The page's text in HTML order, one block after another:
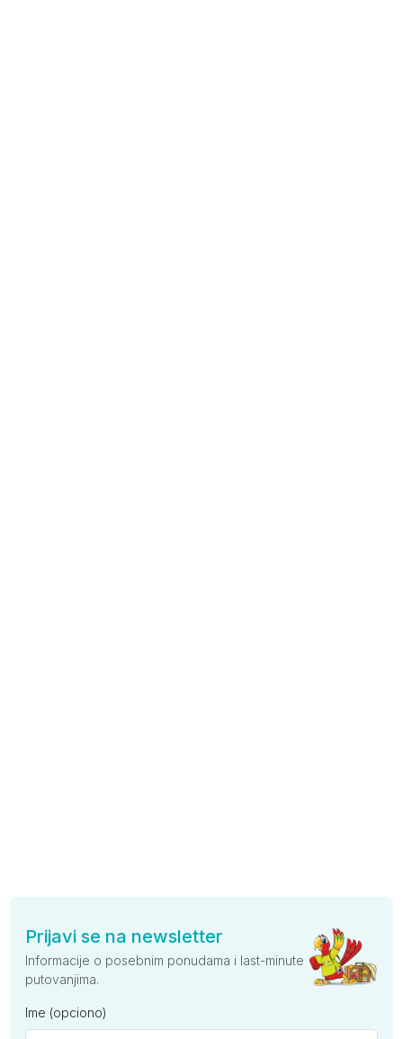
Prijavi se na newsletter
Informacije o posebnim ponudama i last-minute
putovanjima.
Ime (opciono)